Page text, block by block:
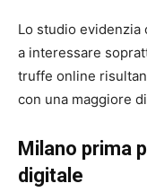
Lo studio
a interessare
truffe online
con una maggiore
Milano prima
digitale